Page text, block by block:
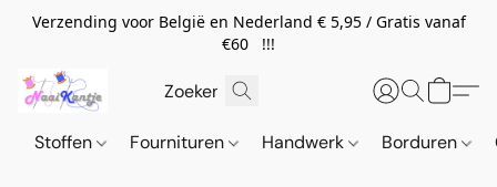
Verzending voor België en Nederland € 5,95 / Gratis vanaf
€60 !!!
Stoffen Fournituren Handwerk Borduren